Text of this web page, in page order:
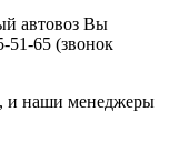
автовоз Вы
51-65 (звонок
и наши менеджеры